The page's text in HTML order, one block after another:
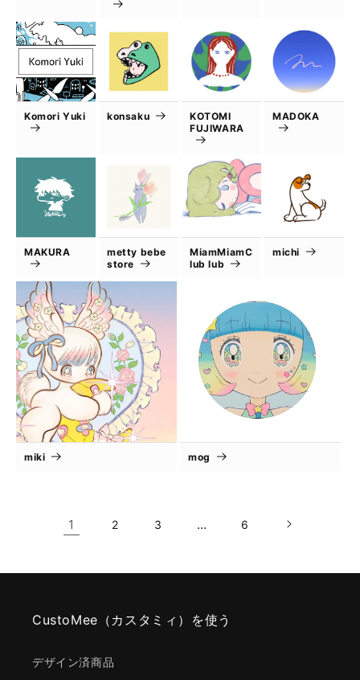
Komori Yuki konsaku
KOTOMI
FUJIWARA
MADOKA
MAKURA
metty bebe
store
MiamMiamC
lub lub
michi
miki mog
1 2 3 … 6
CustoMee（カスタミィ）を使う
デザイン済商品